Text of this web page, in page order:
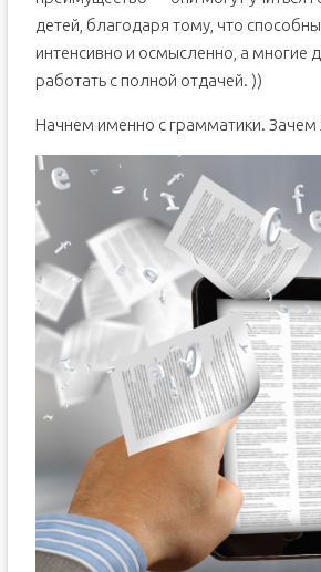
детей, благодаря тому, что
интенсивно и осмысленно, а многие
работать с полной отдачей. ))
Начнем именно с грамматики. Зачем